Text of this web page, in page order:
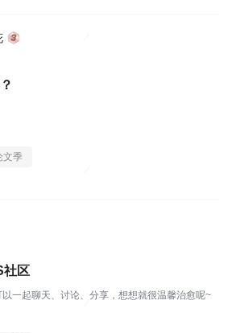
文季
社区
一起聊天、讨论、分享，想想就很温馨治愈呢~